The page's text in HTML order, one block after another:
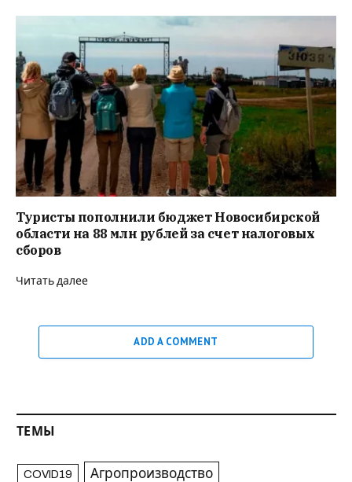
Туристы пополнили бюджет Новосибирской
области на 88 млн рублей за счет налоговых
сборов
Читать далее
ADD A COMMENT
ТЕМЫ
COVID19 Агропроизводство